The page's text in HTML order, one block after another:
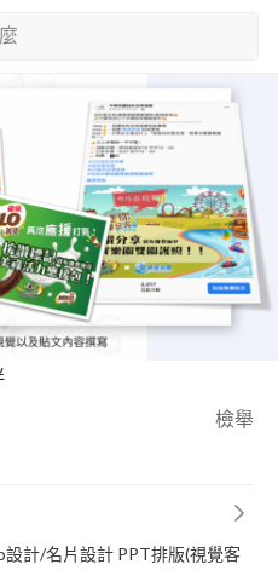
檢舉
計/名片設計 PPT排版(視覺客